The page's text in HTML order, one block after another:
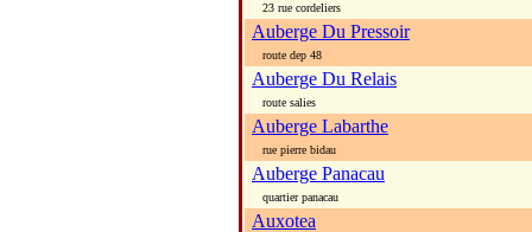
23 rue cordeliers
Auberge Du Pressoir
route dep 48
Auberge Du Relais
route salies
Auberge Labarthe
rue pierre bidau
Auberge Panacau
quartier panacau
Auxotea